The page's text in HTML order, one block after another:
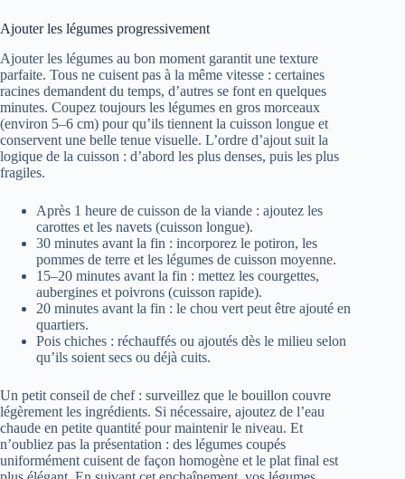
Ajouter les légumes progressivement
Ajouter les légumes au bon moment garantit une texture
parfaite. Tous ne cuisent pas à la même vitesse : certaines
racines demandent du temps, d’autres se font en quelques
minutes. Coupez toujours les légumes en gros morceaux
(environ 5–6 cm) pour qu’ils tiennent la cuisson longue et
conservent une belle tenue visuelle. L’ordre d’ajout suit la
logique de la cuisson : d’abord les plus denses, puis les plus
fragiles.
Après 1 heure de cuisson de la viande : ajoutez les
carottes et les navets (cuisson longue).
30 minutes avant la fin : incorporez le potiron, les
pommes de terre et les légumes de cuisson moyenne.
15–20 minutes avant la fin : mettez les courgettes,
aubergines et poivrons (cuisson rapide).
20 minutes avant la fin : le chou vert peut être ajouté en
quartiers.
Pois chiches : réchauffés ou ajoutés dès le milieu selon
qu’ils soient secs ou déjà cuits.
Un petit conseil de chef : surveillez que le bouillon couvre
légèrement les ingrédients. Si nécessaire, ajoutez de l’eau
chaude en petite quantité pour maintenir le niveau. Et
n’oubliez pas la présentation : des légumes coupés
uniformément cuisent de façon homogène et le plat final est